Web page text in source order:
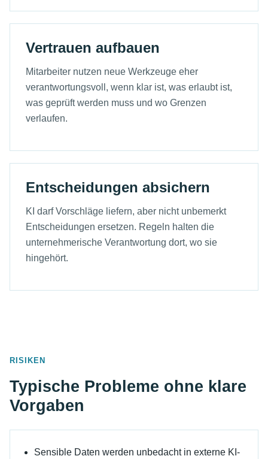
Vertrauen aufbauen
Mitarbeiter nutzen neue Werkzeuge eher
verantwortungsvoll, wenn klar ist, was erlaubt ist,
was geprüft werden muss und wo Grenzen
verlaufen.
Entscheidungen absichern
KI darf Vorschläge liefern, aber nicht unbemerkt
Entscheidungen ersetzen. Regeln halten die
unternehmerische Verantwortung dort, wo sie
hingehört.
RISIKEN
Typische Probleme ohne klare
Vorgaben
Sensible Daten werden unbedacht in externe KI-